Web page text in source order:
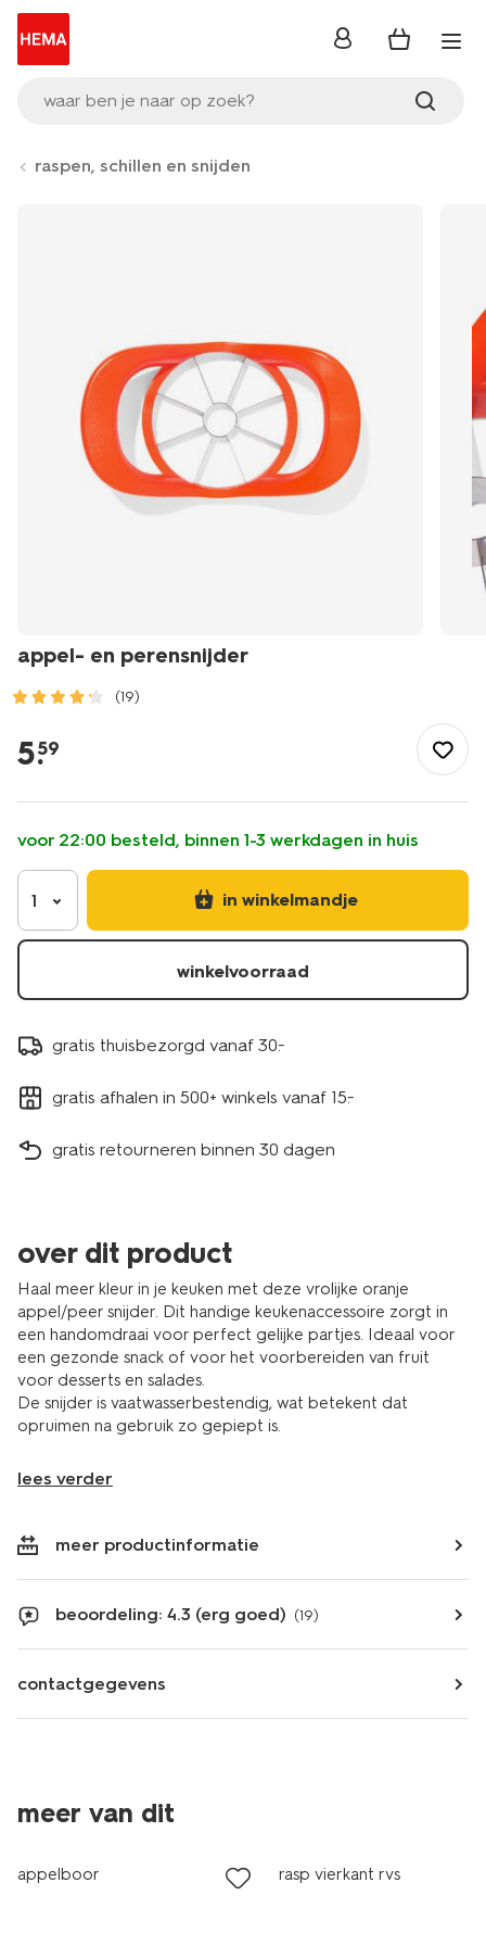
waar ben je naar op zoek?
inloggen
raspen, schillen en snijden
appel- en perensnijder
(19)
tafelen/koken/keukengerei/raspen/appel-
-
perensnijder-
80840033.html
5.
59
voor 22:00 besteld, binnen 1-3 werkdagen in huis
1 in winkelmandje
winkelvoorraad
gratis thuisbezorgd vanaf 30.-
gratis afhalen in 500+ winkels vanaf 15.-
gratis retourneren binnen 30 dagen
over dit product
Haal meer kleur in je keuken met deze vrolijke oranje
appel/peer snijder. Dit handige keukenaccessoire zorgt in
een handomdraai voor perfect gelijke partjes. Ideaal voor
een gezonde snack of voor het voorbereiden van fruit
voor desserts en salades.
De snijder is vaatwasserbestendig, wat betekent dat
opruimen na gebruik zo gepiept is.
lees verder
meer productinformatie
beoordeling: 4.3 (erg goed) (19)
contactgegevens
meer van dit
appelboor rasp vierkant rvs